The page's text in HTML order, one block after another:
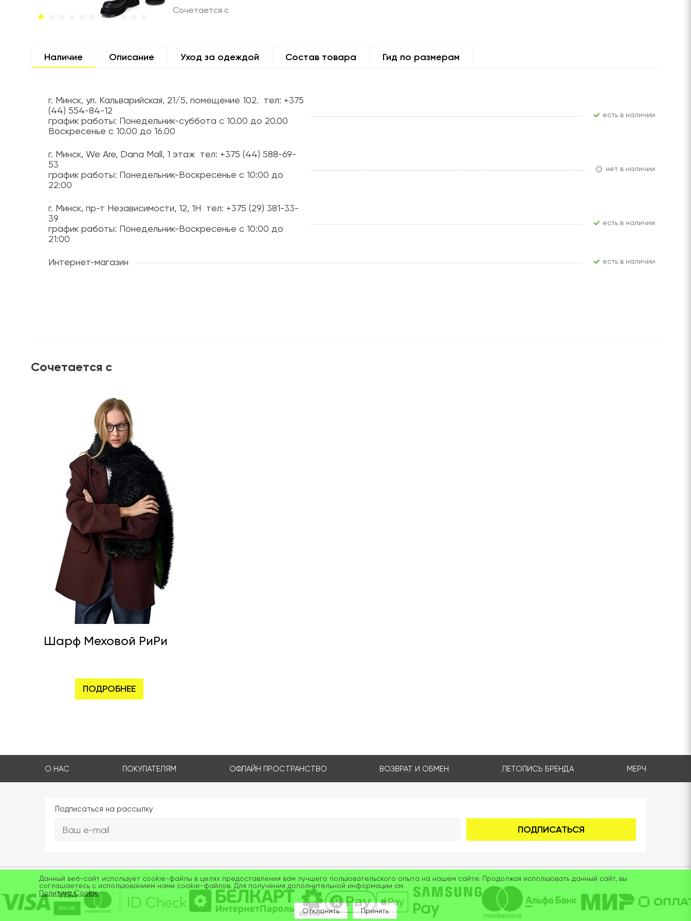
Сочетается с
Наличие Описание Уход за одеждой Состав товара Гид по размерам
г. Минск, ул. Кальварийская, 21/5, помещение 102. тел: +375
(44) 554-84-12
график работы: Понедельник-суббота с 10.00 до 20.00
Воскресенье с 10.00 до 16.00
Есть в наличии
г. Минск, We Are, Dana Mall, 1 этаж тел: +375 (44) 588-69-
53
график работы: Понедельник-Воскресенье с 10:00 до
22:00
Нет в наличии
г. Минск, пр-т Независимости, 12, 1H тел: +375 (29) 381-33-
39
график работы: Понедельник-Воскресенье с 10:00 до
21:00
Есть в наличии
Интернет-магазин Есть в наличии
Сочетается с
Шарф Меховой РиРи
ПОДРОБНЕЕ
О НАС ПОКУПАТЕЛЯМ ОФЛАЙН ПРОСТРАНСТВО ВОЗВРАТ И ОБМЕН ЛЕТОПИСЬ БРЕНДА МЕРЧ
Подписаться на рассылку
ПОДПИСАТЬСЯ
Данный веб-сайт использует cookie-файлы в целях предоставления вам лучшего пользовательского опыта на нашем сайте. Продолжая использовать данный сайт, вы
соглашаетесь с использованием нами cookie-файлов. Для получения дополнительной информации см.
Политика Cookie.
Отклонить Принять